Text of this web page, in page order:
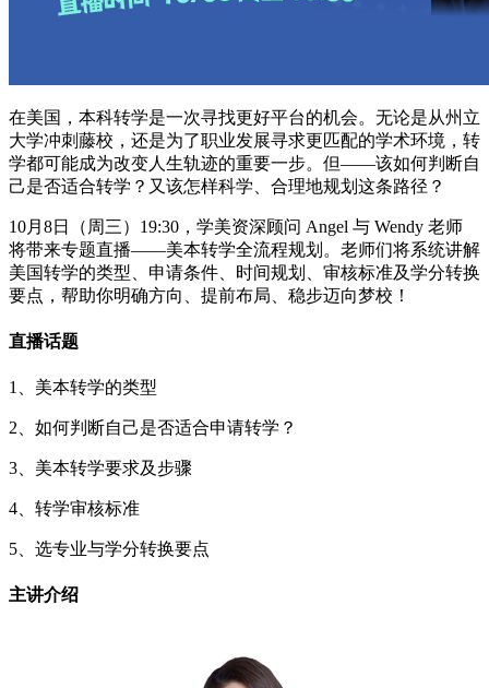
在美国，本科转学是一次寻找更好平台的机会。无论是从州立
大学冲刺藤校，还是为了职业发展寻求更匹配的学术环境，转
学都可能成为改变人生轨迹的重要一步。但——该如何判断自
己是否适合转学？又该怎样科学、合理地规划这条路径？
10月8日（周三）19:30，学美资深顾问 Angel 与 Wendy 老师
将带来专题直播——美本转学全流程规划。老师们将系统讲解
美国转学的类型、申请条件、时间规划、审核标准及学分转换
要点，帮助你明确方向、提前布局、稳步迈向梦校！
直播话题
1、美本转学的类型
2、如何判断自己是否适合申请转学？
3、美本转学要求及步骤
4、转学审核标准
5、选专业与学分转换要点
主讲介绍